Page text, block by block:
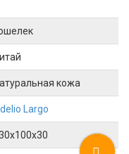
кожа
Largo